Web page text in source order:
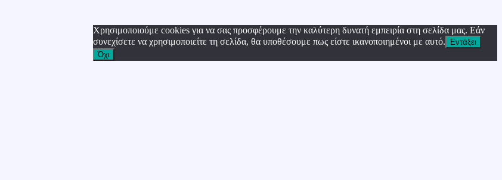
Χρησιμοποιούμε cookies για να σας προσφέρουμε την καλύτερη δυνατή εμπειρία στη σελίδα μας. Εάν
συνεχίσετε να χρησιμοποιείτε τη σελίδα, θα υποθέσουμε πως είστε ικανοποιημένοι με αυτό.
Εντάξει
Όχι